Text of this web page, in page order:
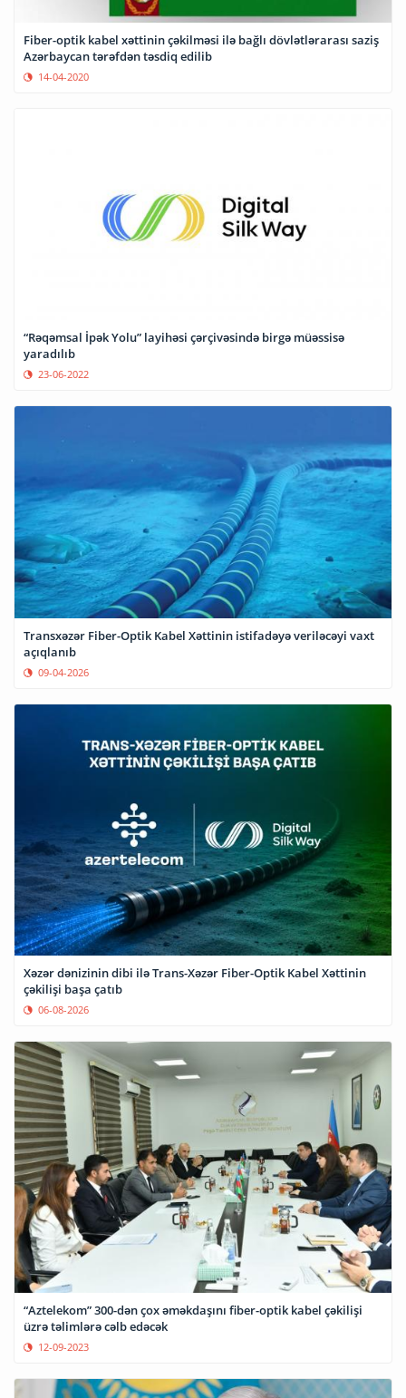
Fiber-optik kabel xəttinin çəkilməsi ilə bağlı dövlətlərarası saziş
Azərbaycan tərəfdən təsdiq edilib
14-04-2020
“Rəqəmsal İpək Yolu” layihəsi çərçivəsində birgə müəssisə
23-06-2022
Transxəzər Fiber-Optik Kabel Xəttinin istifadəyə veriləcəyi vaxt
açıqlanıb
09-04-2026
Xəzər dənizinin dibi ilə Trans-Xəzər Fiber-Optik Kabel Xəttinin
çəkilişi başa çatıb
06-08-2026
“Aztelekom” 300-dən çox əməkdaşını fiber-optik kabel çəkilişi
üzrə təlimlərə cəlb edəcək
12-09-2023